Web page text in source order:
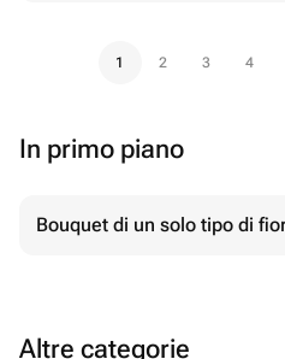
1 2 3 4
In primo piano
Bouquet di un solo tipo di
Altre categorie